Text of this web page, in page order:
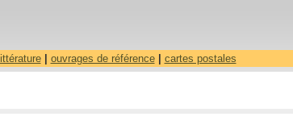
littérature| ouvrages de référence| cartes postales